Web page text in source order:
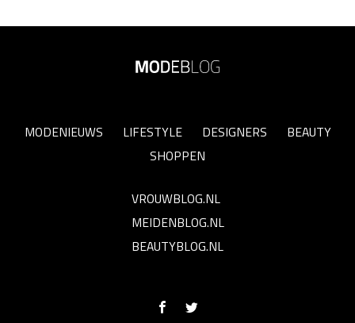
MODENIEUWS LIFESTYLE DESIGNERS
BEAUTY
SHOPPEN
VROUWBLOG.NL
MEIDENBLOG.NL
BEAUTYBLOG.NL